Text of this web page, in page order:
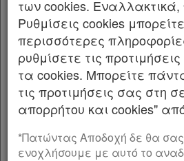
ιδίως των παρ. 1 έως 3 του
παρ. 7 του άρθρου 21,
β) του άρθρου 90 του
την Κυβέρνηση και τα
(π.δ. 63/2005, Α΄ 98), το
ισχύ με την περ. 22 του
ν. 4622/2019,
γ) της παρ. 2 του άρθρου 9
των cookies.
Ρυθμίσεις cookies
περισσότερες
ρυθμίσετε τις
τα cookies. Μπορείτε
τις προτιμήσεις σας στη
απορρήτου και cookies"
*Πατώντας Αποδοχή δε θα
ενοχλήσουμε με αυτό το